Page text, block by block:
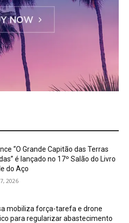
“O Grande Capitão das Terras
é lançado no 17º Salão do Livro
do Aço
2026
mobiliza força-tarefa e drone
para regularizar abastecimento